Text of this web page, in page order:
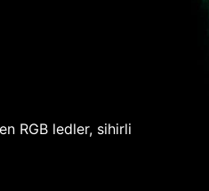
RGB ledler, sihirli